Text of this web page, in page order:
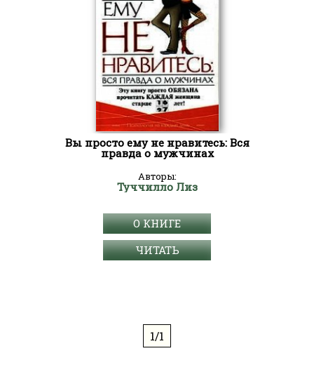
Вы просто ему не нравитесь: Вся
правда о мужчинах
Авторы:
Туччилло Лиз
О КНИГЕ
ЧИТАТЬ
1/1